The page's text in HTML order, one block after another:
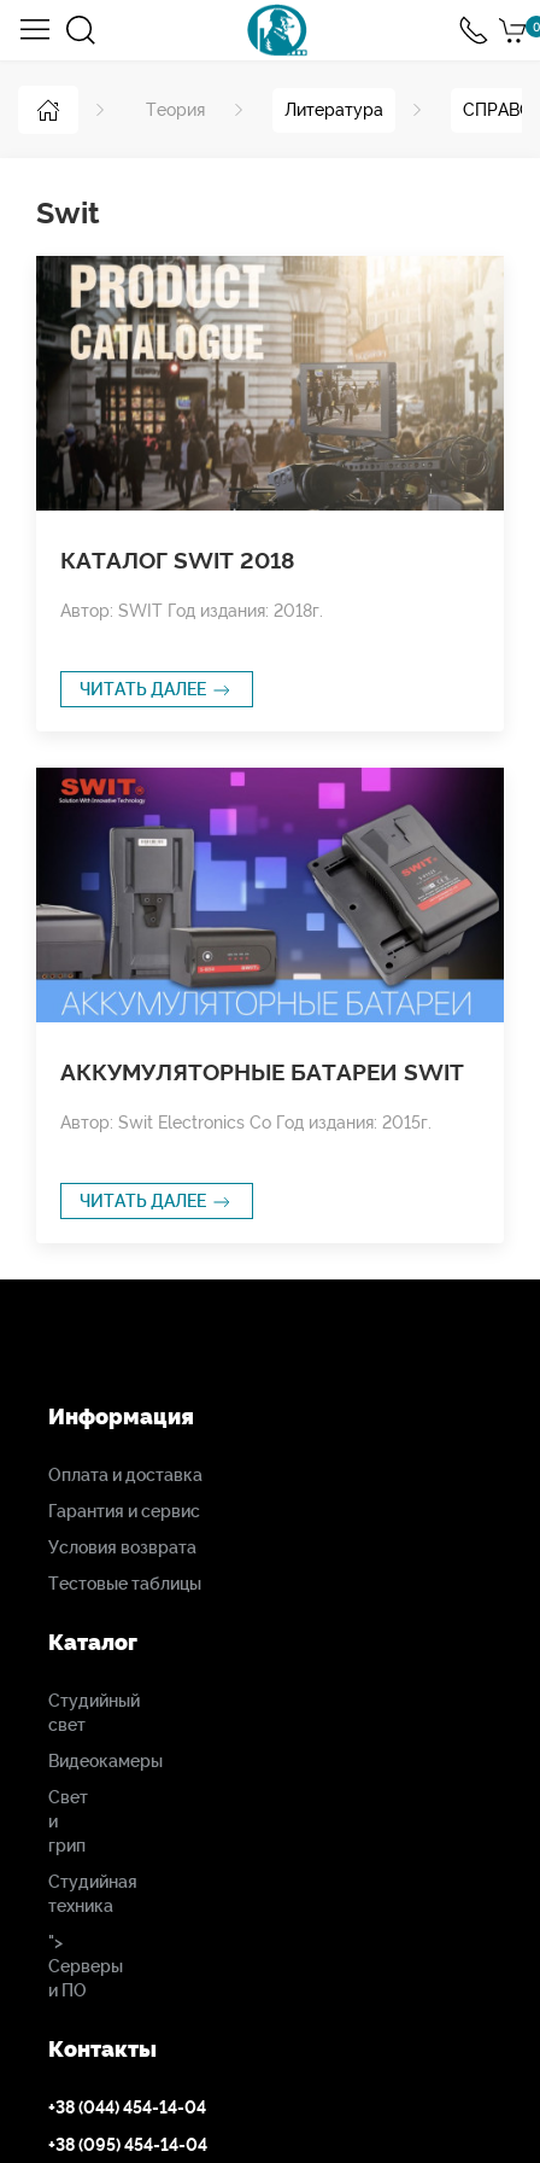
0
Теория Литература
Swit
КАТАЛОГ SWIT 2018
Автор: SWIT Год издания: 2018г.
ЧИТАТЬ ДАЛЕЕ
АККУМУЛЯТОРНЫЕ БАТАРЕИ SWIT
Автор: Swit Electronics Co Год издания: 2015г.
ЧИТАТЬ ДАЛЕЕ
Информация
Оплата и доставка
Гарантия и сервис
Условия возврата
Тестовые таблицы
Каталог
Студийный
свет
Видеокамеры
Свет
и
грип
Студийная
техника
">
Серверы
и ПО
Контакты
+38 (044) 454-14-04
+38 (095) 454-14-04